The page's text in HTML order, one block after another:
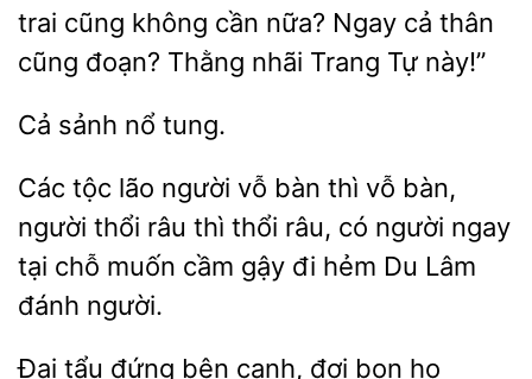
trai cũng không cần nữa? Ngay cả thân
đoạn? Thằng nhãi Trang Tự
tung.
Các
người vỗ bàn thì vỗ bàn,
thổi râu thì thổi râu, có người ngay
tại chỗ muốn cầm gậy đi hẻm Du Lâm
đánh người.
Đại đứng bên cạnh, đợi bọn họ